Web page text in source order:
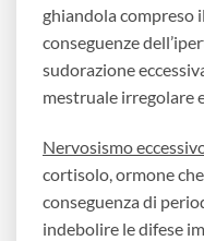
ghiandola compreso
conseguenze
sudorazione
mestruale irregolare
Nervosismo
cortisolo, ormone
conseguenza di
indebolire le difese